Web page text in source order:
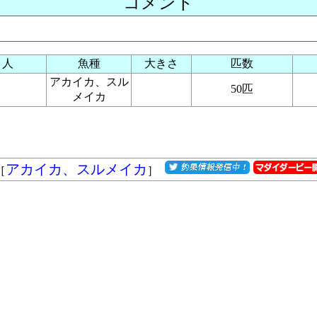
魚種 大きさ 匹数
アカイカ、スル
メイカ
50匹
アカイカ、スルメイカ ］